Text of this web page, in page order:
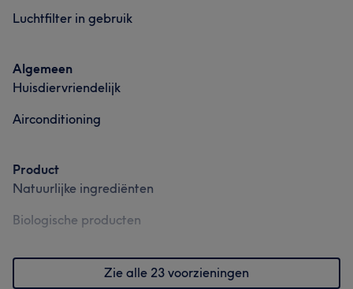
Luchtfilter in gebruik
Algemeen
Huisdiervriendelijk
Airconditioning
Product
Natuurlijke ingrediënten
Biologische producten
Zie alle 23 voorzieningen